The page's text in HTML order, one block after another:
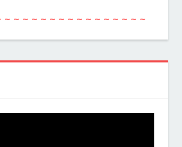
~ ~ ~ ~ ~ ~ ~ ~ ~ ~ ~ ~ ~ ~ ~